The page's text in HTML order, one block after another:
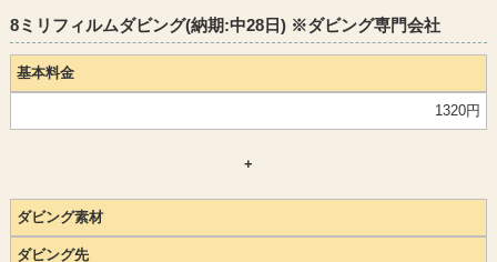
8ミリフィルムダビング(納期:中28日) ※ダビング専門会社
基本料金
1320円
+
ダビング素材
ダビング先